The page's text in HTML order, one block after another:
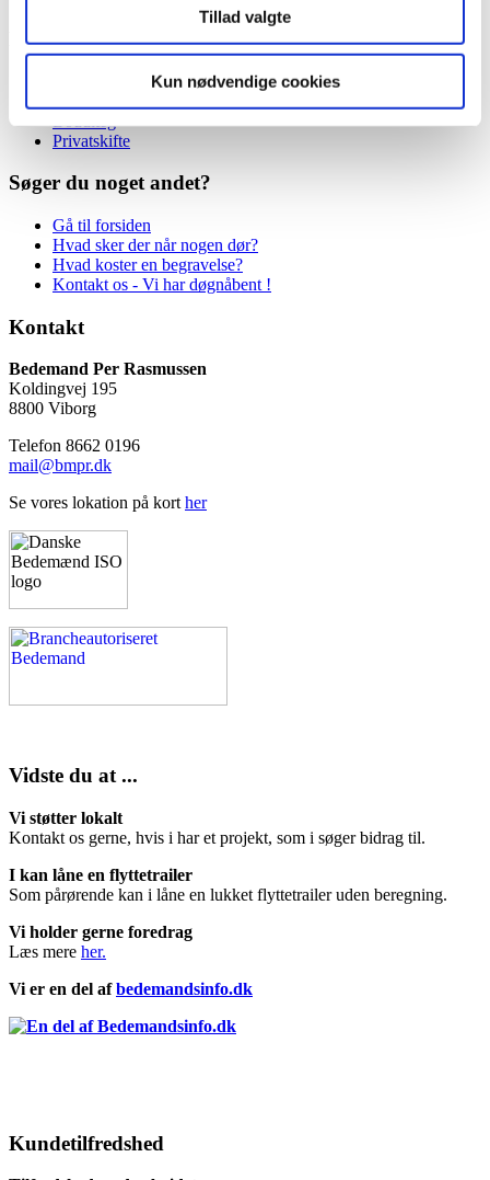
Tillad valgte
Kun nødvendige cookies
Du er her - Mine sidste aftaler
Mine sidste aftaler
Privatskifte
Søger du noget andet?
Gå til forsiden
Hvad sker der når nogen dør?
Hvad koster en begravelse?
Kontakt os - Vi har døgnåbent !
Kontakt
Bedemand Per Rasmussen
Koldingvej 195
8800 Viborg
Telefon 8662 0196
mail@bmpr.dk
Se vores lokation på kort her
Vidste du at ...
Vi støtter lokalt
Kontakt os gerne, hvis i har et projekt, som i søger bidrag til.
I kan låne en flyttetrailer
Som pårørende kan i låne en lukket flyttetrailer uden beregning.
Vi holder gerne foredrag
Læs mere her.
Vi er en del afbedemandsinfo.dk
Kundetilfredshed